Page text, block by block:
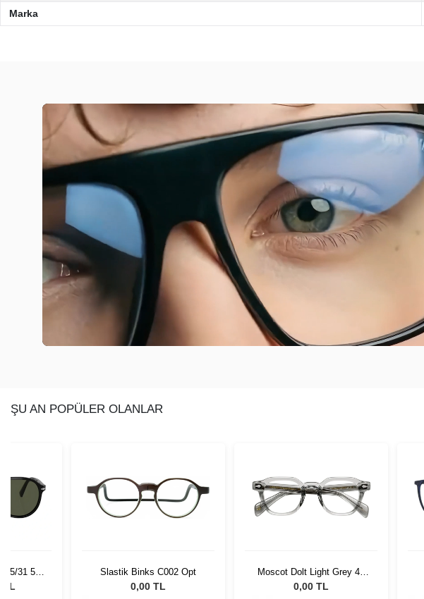
Marka
ŞU AN POPÜLER OLANLAR
95/31 55
TL
Slastik Binks C002 Opt
0,00 TL
Moscot Dolt Light Grey 49
1202-01
0,00 TL